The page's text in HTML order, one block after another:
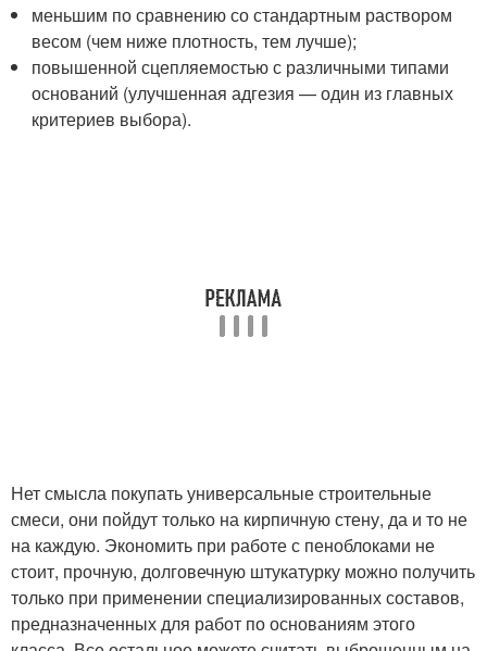
меньшим по сравнению со стандартным раствором
весом (чем ниже плотность, тем лучше);
повышенной сцепляемостью с различными типами
оснований (улучшенная адгезия — один из главных
критериев выбора).
Нет смысла покупать универсальные строительные
смеси, они пойдут только на кирпичную стену, да и то не
на каждую. Экономить при работе с пеноблоками не
стоит, прочную, долговечную штукатурку можно получить
только при применении специализированных составов,
предназначенных для работ по основаниям этого